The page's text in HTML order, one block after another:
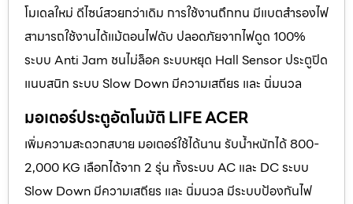
โมเดลใหม่ ดีไซน์สวยกว่าเดิม การใช้งานถึกทน มีแบตสำรองไฟ
สามารถใช้งานได้แม้ตอนไฟดับ ปลอดภัยจากไฟดูด 100%
ระบบ Anti Jam ชนไม่ล็อค ระบบหยุด Hall Sensor ประตูปิด
แนบสนิท ระบบ Slow Down มีความเสถียร และ นิ่มนวล
มอเตอร์ประตูอัตโนมัติ LIFE ACER
เพิ่มความสะดวกสบาย มอเตอร์ใช้ได้นาน รับน้ำหนักได้ 800-
2,000 KG เลือกได้จาก 2 รุ่น ทั้งระบบ AC และ DC ระบบ
Slow Down มีความเสถียร และ นิ่มนวล มีระบบป้องกันไฟ